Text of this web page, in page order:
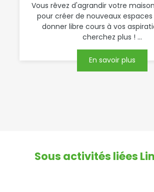
Vous rêvez d'agrandir votre
pour créer de nouveaux
donner libre cours à vos
cherchez plus ! ...
En savoir plus
Sous activités liées